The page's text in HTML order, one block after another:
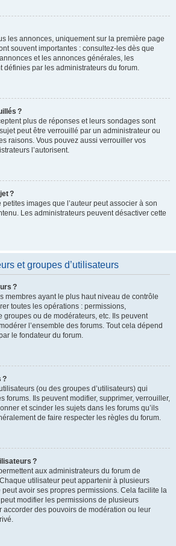
les annonces, uniquement sur la première page
souvent importantes : consultez-les dès que
et les annonces générales, les
définies par les administrateurs du forum.
?
plus de réponses et leurs sondages sont
peut être verrouillé par un administrateur ou
raisons. Vous pouvez aussi verrouiller vos
l’autorisent.
?
images que l’auteur peut associer à son
Les administrateurs peuvent désactiver cette
et groupes d’utilisateurs
?
membres ayant le plus haut niveau de contrôle
toutes les opérations : permissions,
groupes ou de modérateurs, etc. Ils peuvent
l’ensemble des forums. Tout cela dépend
le fondateur du forum.
?
(ou des groupes d’utilisateurs) qui
forums. Ils peuvent modifier, supprimer, verrouiller,
et scinder les sujets dans les forums qu’ils
de faire respecter les règles du forum.
?
aux administrateurs du forum de
utilisateur peut appartenir à plusieurs
avoir ses propres permissions. Cela facilite la
modifier les permissions de plusieurs
accorder des pouvoirs de modération ou leur